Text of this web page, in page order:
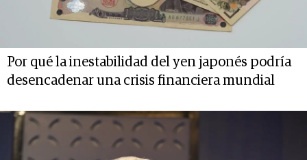
Por qué la inestabilidad del yen japonés podría
desencadenar una crisis financiera mundial